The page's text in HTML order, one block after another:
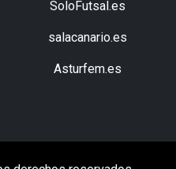
SoloFutsal.es
salacanario.es
Asturfem.es